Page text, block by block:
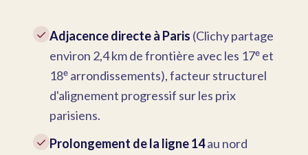
✓ Adjacence directe à Paris (Clichy partage
environ 2,4 km de frontière avec les 17ᵉ et
18ᵉ arrondissements), facteur structurel
d'alignement progressif sur les prix
parisiens.
✓ Prolongement de la ligne 14au nord